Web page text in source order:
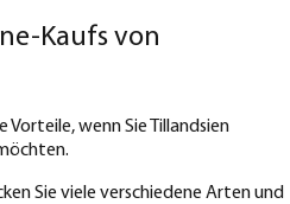
Kaufs von
wenn Sie Tillandsien
Sie viele verschiedene Arten und